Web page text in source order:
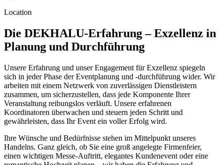
Location
Die DEKHALU-Erfahrung – Exzellenz in
Planung und Durchführung
Unsere Erfahrung und unser Engagement für Exzellenz spiegeln
sich in jeder Phase der Eventplanung und -durchführung wider. Wir
arbeiten mit einem Netzwerk von zuverlässigen Dienstleistern
zusammen, um sicherzustellen, dass jede Komponente Ihrer
Veranstaltung reibungslos verläuft. Unsere erfahrenen
Koordinatoren überwachen und steuern jeden Schritt und
gewährleisten, dass Ihr Event ein voller Erfolg wird.
Ihre Wünsche und Bedürfnisse stehen im Mittelpunkt unseres
Handelns. Ganz gleich, ob Sie eine groß angelegte Firmenfeier,
einen wichtigen Messe-Auftritt, elegantes Kundenevent oder eine